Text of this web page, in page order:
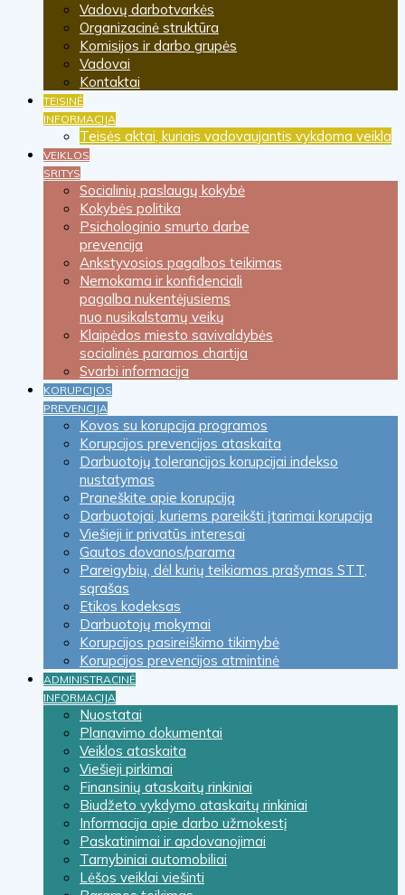
Vadovų darbotvarkės
Organizacinė struktūra
Komisijos ir darbo grupės
Vadovai
Kontaktai
TEISINĖ
INFORMACIJA
Teisės aktai, kuriais vadovaujantis vykdoma veikla
VEIKLOS
SRITYS
Socialinių paslaugų kokybė
Kokybės politika
Psichologinio smurto darbe
prevencija
Ankstyvosios pagalbos teikimas
Nemokama ir konfidenciali
pagalba nukentėjusiems
nuo nusikalstamų veikų
Klaipėdos miesto savivaldybės
socialinės paramos chartija
Svarbi informacija
KORUPCIJOS
PREVENCIJA
Kovos su korupcija programos
Korupcijos prevencijos ataskaita
Darbuotojų tolerancijos korupcijai indekso
nustatymas
Praneškite apie korupciją
Darbuotojai, kuriems pareikšti įtarimai korupcija
Viešieji ir privatūs interesai
Gautos dovanos/parama
Pareigybių, dėl kurių teikiamas prašymas STT,
sąrašas
Etikos kodeksas
Darbuotojų mokymai
Korupcijos pasireiškimo tikimybė
Korupcijos prevencijos atmintinė
ADMINISTRACINĖ
INFORMACIJA
Nuostatai
Planavimo dokumentai
Veiklos ataskaita
Viešieji pirkimai
Finansinių ataskaitų rinkiniai
Biudžeto vykdymo ataskaitų rinkiniai
Informacija apie darbo užmokestį
Paskatinimai ir apdovanojimai
Tarnybiniai automobiliai
Lėšos veiklai viešinti